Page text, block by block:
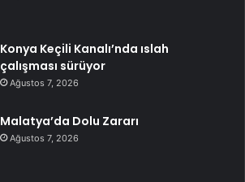
Konya Keçili Kanalı’nda ıslah
çalışması sürüyor
Ağustos 7, 2026
Malatya’da Dolu Zararı
Ağustos 7, 2026